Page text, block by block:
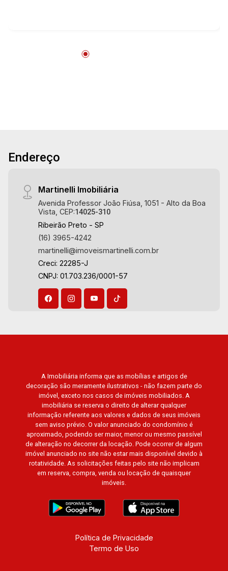
Jardim - 4 vagas sendo 2 cobertas Martinelli
Endereço
Martinelli Imobiliária
Avenida Professor João Fiúsa, 1051 - Alto da Boa
Vista, CEP:14025-310
Ribeirão Preto - SP
(16) 3965-4242
martinelli@imoveismartinelli.com.br
Creci: 22285-J
CNPJ: 01.703.236/0001-57
A Imobiliária informa que as mobílias e artigos de
decoração são meramente ilustrativos - não fazem parte do
imóvel, exceto nos casos de imóveis mobiliados. A
imobiliária se reserva o direito de alterar qualquer
informação referente aos valores e dados de seus imóveis
sem aviso prévio. O valor anunciado do condomínio é
aproximado, podendo ser maior, menor ou mesmo passível
de alteração no decorrer da locação. Pode ocorrer de algum
imóvel anunciado no site não estar mais disponível devido à
rotatividade. As solicitações feitas pelo site não implicam
em reserva, compra, venda ou locação de quaisquer
imóveis.
Política de Privacidade
Termo de Uso